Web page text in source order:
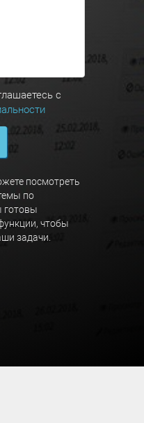
с
посмотреть
по
готовы
чтобы
задачи.